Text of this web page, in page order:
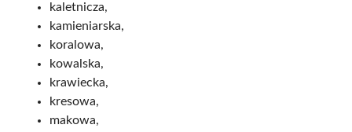
kaletnicza,
kamieniarska,
koralowa,
kowalska,
krawiecka,
kresowa,
makowa,